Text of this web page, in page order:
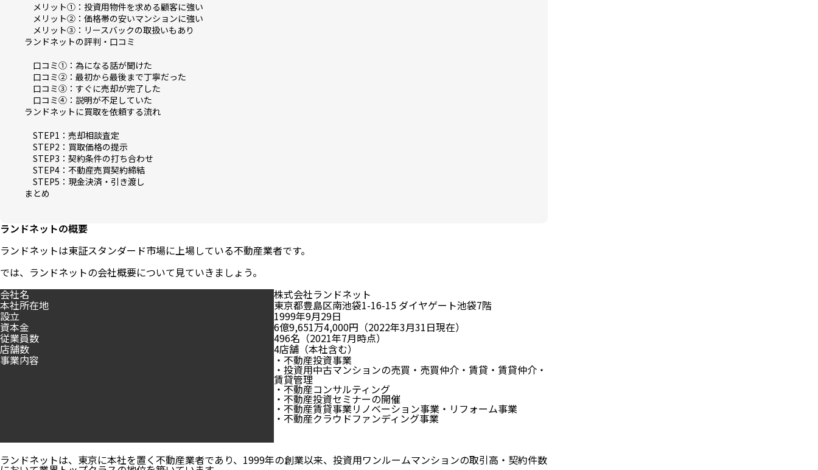
メリット➀：投資用物件を求める顧客に強い
メリット➁：価格帯の安いマンションに強い
メリット③：リースバックの取扱いもあり
ランドネットの評判・口コミ
口コミ➀：為になる話が聞けた
口コミ➁：最初から最後まで丁寧だった
口コミ➂：すぐに売却が完了した
口コミ➃：説明が不足していた
ランドネットに買取を依頼する流れ
STEP1：売却相談査定
STEP2：買取価格の提示
STEP3：契約条件の打ち合わせ
STEP4：不動産売買契約締結
STEP5：現金決済・引き渡し
まとめ
ランドネットの概要
ランドネットは東証スタンダード市場に上場している不動産業者です。
では、ランドネットの会社概要について見ていきましょう。
会社名
株式会社ランドネット
本社所在地 東京都豊島区南池袋1-16-15 ダイヤゲート池袋7階
設立 1999年9月29日
資本金 6億9,651万4,000円（2022年3月31日現在）
従業員数 496名（2021年7月時点）
店舗数 4店舗（本社含む）
事業内容 ・不動産投資事業
・投資用中古マンションの売買・売買仲介・賃貸・賃貸仲介・
賃貸管理
・不動産コンサルティング
・不動産投資セミナーの開催
・不動産賃貸事業リノベーション事業・リフォーム事業
・不動産クラウドファンディング事業
ランドネットは、東京に本社を置く不動産業者であり、1999年の創業以来、投資用ワンルームマンションの取引高・契約件数